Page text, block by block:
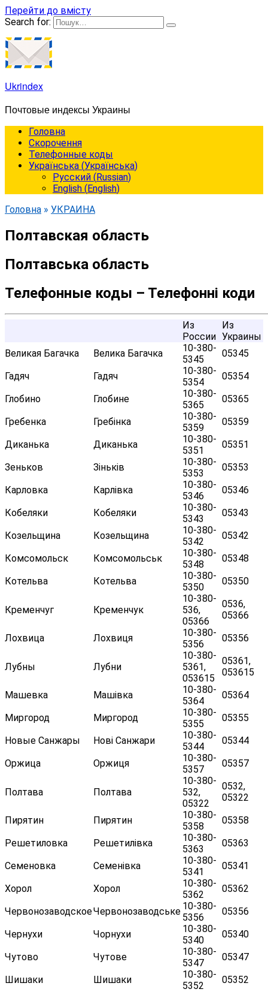
Перейти до вмісту
Search for:
Ukrindex
Почтовые индексы Украины
Головна
Cкорочення
Телефонные коды
Українська (Українська)
Русский (Russian)
English (English)
Головна » УКРАИНА
Полтавская область
Полтавська область
Телефонные коды – Телефонні коди
Из
России
Из
Украины
Великая Багачка
Велика Багачка
10-380-
5345
05345
Гадяч
Гадяч
10-380-
5354
05354
Глобино
Глобине
10-380-
5365
05365
Гребенка
Гребінка
10-380-
5359
05359
Диканька
Диканька
10-380-
5351
05351
Зеньков
Зіньків
10-380-
5353
05353
Карловка
Карлівка
10-380-
5346
05346
Кобеляки
Кобеляки
10-380-
5343
05343
Козельщина
Козельщина
10-380-
5342
05342
Комсомольск
Комсомольськ
10-380-
5348
05348
Котельва
Котельва
10-380-
5350
05350
Кременчуг Кременчук
10-380-
536,
05366
0536,
05366
Лохвица
Лохвиця
10-380-
5356
05356
Лубны Лубни
10-380-
5361,
053615
05361,
053615
Машевка
Машівка
10-380-
5364
05364
Миргород
Миргород
10-380-
5355
05355
Новые Санжары
Нові Санжари
10-380-
5344
05344
Оржица
Оржиця
10-380-
5357
05357
Полтава Полтава
10-380-
532,
05322
0532,
05322
Пирятин
Пирятин
10-380-
5358
05358
Решетиловка
Решетилівка
10-380-
5363
05363
Семеновка
Семенівка
10-380-
5341
05341
Хорол
Хорол
10-380-
5362
05362
ЧервонозаводскоеЧервонозаводське 10-380-
5356
05356
Чернухи
Чорнухи
10-380-
5340
05340
Чутово
Чутове
10-380-
5347
05347
Шишаки
Шишаки
10-380-
5352
05352